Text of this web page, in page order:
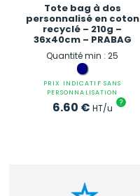
Tote bag à dos
personnalisé en coton
recyclé – 210g –
36x40cm – PRABAG
Quantité min : 25
PRIX INDICATIF SANS
PERSONNALISATION
6.60 € HT/u ?